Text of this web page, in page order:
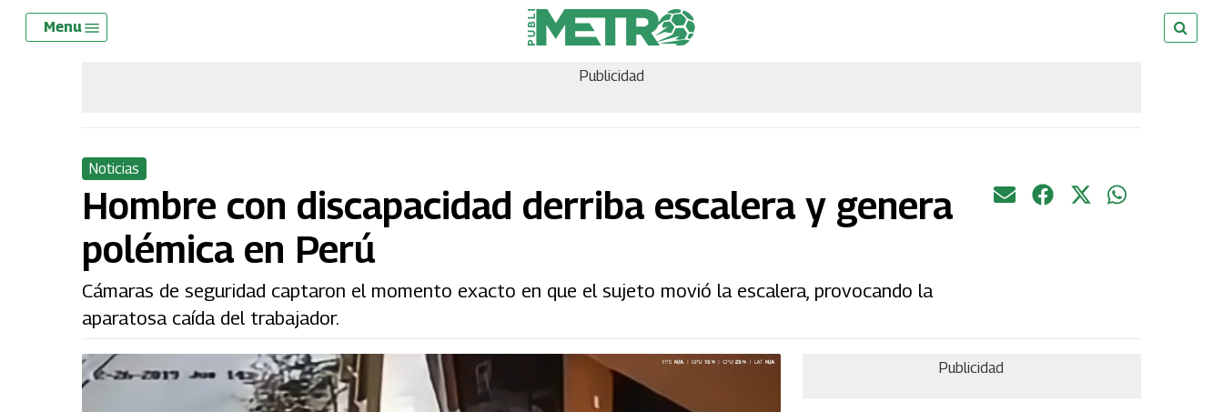
Skip
Menu
Publicidad
Noticias
Hombre con discapacidad derriba escalera y genera
polémica en Perú
Cámaras de seguridad captaron el momento exacto en que el sujeto movió la escalera, provocando la
aparatosa caída del trabajador.
Publicidad
Menu